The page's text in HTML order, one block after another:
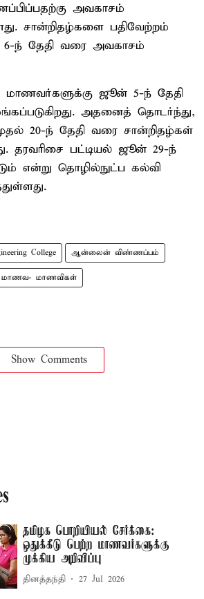
அவகாசம்
சான்றிதழ்களை பதிவேற்றம்
ந் தேதி வரை அவகாசம்
ஜூன் 5-ந் தேதி
அதனைத் தொடர்ந்து,
20-ந் தேதி வரை சான்றிதழ்கள்
தரவரிசை பட்டியல் ஜூன் 29-ந்
என்று தொழில்நுட்ப கல்வி
College ஆன்லைன் விண்ணப்பம்
மாணவ- மாணவிகள்
Show Comments
தமிழக பொறியியல் சேர்க்கை:
ஒதுக்கீடு பெற்ற மாணவர்களுக்கு
முக்கிய அறிவிப்பு
தினத்தந்தி 27 Jul 2026